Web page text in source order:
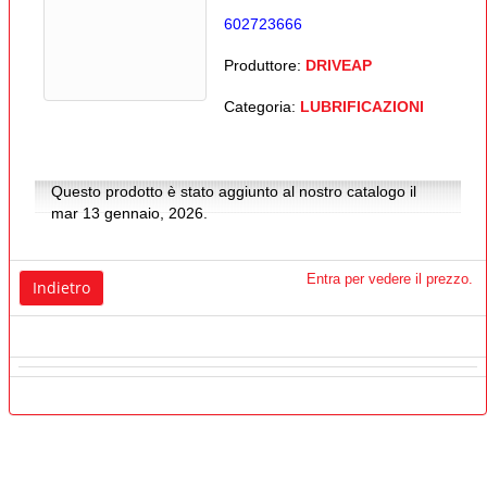
602723666
Produttore: DRIVEAP
Categoria: LUBRIFICAZIONI
Questo prodotto è stato aggiunto al nostro catalogo il
mar 13 gennaio, 2026.
Indietro Entra per vedere il prezzo.